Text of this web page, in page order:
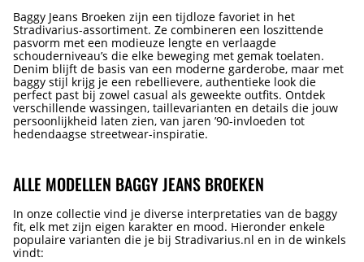
Baggy Jeans Broeken zijn een tijdloze favoriet in het
Stradivarius-assortiment. Ze combineren een loszittende
pasvorm met een modieuze lengte en verlaagde
schouderniveau’s die elke beweging met gemak toelaten.
Denim blijft de basis van een moderne garderobe, maar met
baggy stijl krijg je een rebellievere, authentieke look die
perfect past bij zowel casual als geweekte outfits. Ontdek
verschillende wassingen, taillevarianten en details die jouw
persoonlijkheid laten zien, van jaren ’90-invloeden tot
hedendaagse streetwear-inspiratie.
ALLE MODELLEN BAGGY JEANS BROEKEN
In onze collectie vind je diverse interpretaties van de baggy
fit, elk met zijn eigen karakter en mood. Hieronder enkele
populaire varianten die je bij Stradivarius.nl en in de winkels
vindt: